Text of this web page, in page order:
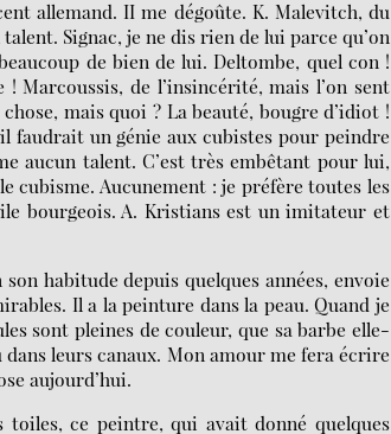
allemand. II me dégoûte. K. Malevitch, du
Signac, je ne dis rien de lui parce qu’on
de bien de lui. Deltombe, quel con !
de l’insincérité, mais l’on sent
mais quoi ? La beauté, bougre d’idiot !
faudrait un génie aux cubistes pour peindre
aucun talent. C’est très embêtant pour lui,
cubisme. Aucunement : je préfère toutes les
bourgeois. A. Kristians est un imitateur et
habitude depuis quelques années, envoie
Il a la peinture dans la peau. Quand je
sont pleines de couleur, que sa barbe elle-
leurs canaux. Mon amour me fera écrire
aujourd’hui.
toiles, ce peintre, qui avait donné quelques